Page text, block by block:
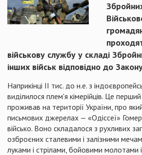
військову службу у складі
інших військ відповідно до
Наприкінці ІІ тис. до н.е. з
виділилося плем'я кімерійців. Це
проживав на території України, про
письмових джерелах — «Одіссеї»
військо. Воно складалося з рухливих
озброєних сталевими і залізними
луками і стрілами, бойовими молотами